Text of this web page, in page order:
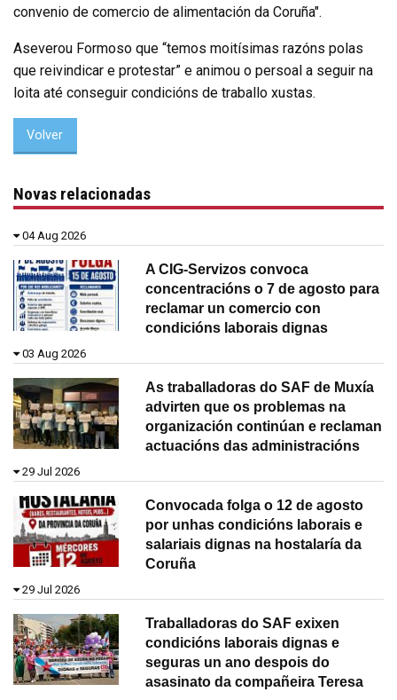
convenio de comercio de alimentación da Coruña".
Aseverou Formoso que “temos moitísimas razóns polas
que reivindicar e protestar” e animou o persoal a seguir na
loita até conseguir condicións de traballo xustas.
Volver
Novas relacionadas
04 Aug 2026
A CIG-Servizos convoca
concentracións o 7 de agosto para
reclamar un comercio con
condicións laborais dignas
03 Aug 2026
As traballadoras do SAF de Muxía
advirten que os problemas na
organización continúan e reclaman
actuacións das administracións
29 Jul 2026
Convocada folga o 12 de agosto
por unhas condicións laborais e
salariais dignas na hostalaría da
Coruña
29 Jul 2026
Traballadoras do SAF exixen
condicións laborais dignas e
seguras un ano despois do
asasinato da compañeira Teresa